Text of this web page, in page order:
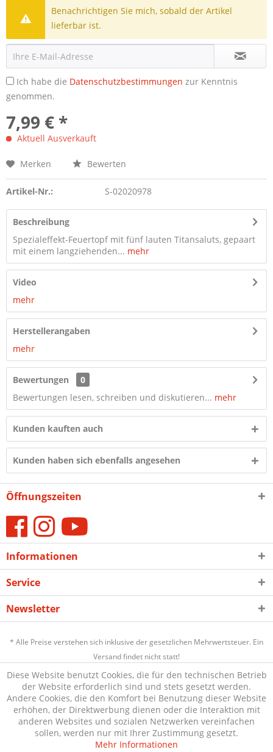
Benachrichtigen Sie mich, sobald der Artikel
lieferbar ist.
Ich habe die Datenschutzbestimmungen zur Kenntnis
genommen.
7,99 € *
Aktuell Ausverkauft
Merken Bewerten
Artikel-Nr.: S-02020978
Beschreibung
Spezialeffekt-Feuertopf mit fünf lauten Titansaluts, gepaart
mit einem langziehenden... mehr
Video
mehr
Herstellerangaben
mehr
Bewertungen
0
Bewertungen lesen, schreiben und diskutieren... mehr
Kunden kauften auch
Kunden haben sich ebenfalls angesehen
Öffnungszeiten
Informationen
Service
Newsletter
* Alle Preise verstehen sich inklusive der gesetzlichen Mehrwertsteuer. Ein
Versand findet nicht statt!
Diese Website benutzt Cookies, die für den technischen Betrieb
der Website erforderlich sind und stets gesetzt werden.
Andere Cookies, die den Komfort bei Benutzung dieser Website
erhöhen, der Direktwerbung dienen oder die Interaktion mit
anderen Websites und sozialen Netzwerken vereinfachen
sollen, werden nur mit Ihrer Zustimmung gesetzt.
Mehr Informationen